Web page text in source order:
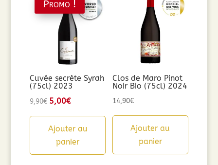
Promo !
Cuvée secrète Syrah
(75cl) 2023
9,90€ Le
initial
était :
5,00€Le
actuel
est :
Ajouter au
panier
Clos de Maro Pinot
Noir Bio (75cl) 2024
14,90€
Ajouter au
panier